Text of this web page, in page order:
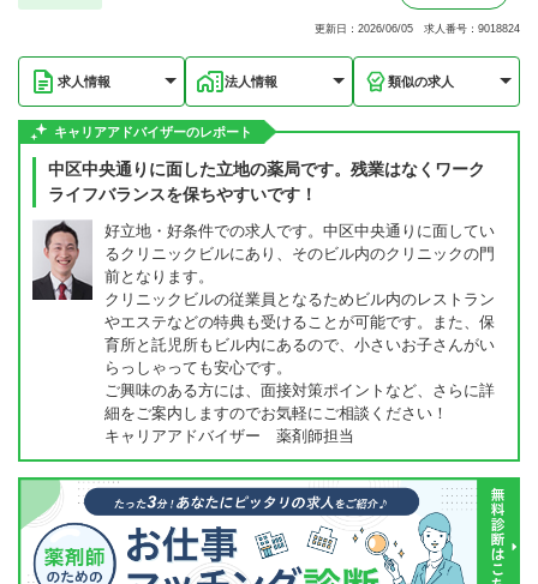
更新日：2026/06/05 求人番号：9018824
求人情報 法人情報 類似の求人
キャリアアドバイザーのレポート
中区中央通りに面した立地の薬局です。残業はなくワーク
ライフバランスを保ちやすいです！
好立地・好条件での求人です。中区中央通りに面してい
るクリニックビルにあり、そのビル内のクリニックの門
前となります。
クリニックビルの従業員となるためビル内のレストラン
やエステなどの特典も受けることが可能です。また、保
育所と託児所もビル内にあるので、小さいお子さんがい
らっしゃっても安心です。
ご興味のある方には、面接対策ポイントなど、さらに詳
細をご案内しますのでお気軽にご相談ください！
キャリアアドバイザー 薬剤師担当